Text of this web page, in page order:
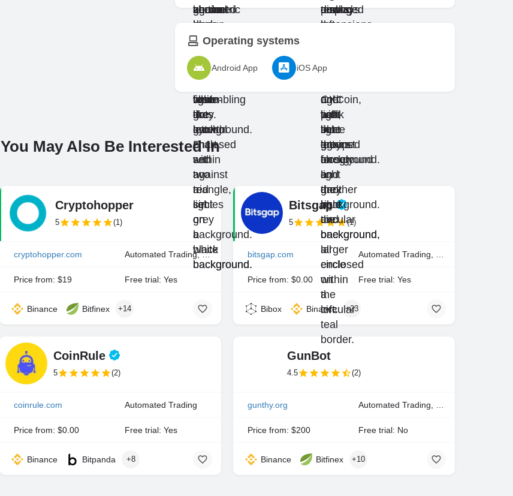
Operating systems
Android App iOS App
You May Also Be Interested In
Cryptohopper
5 (1)
cryptohopper.com Automated Trading, Copy Trading, Manual Trading
Price from: $19 Free trial: Yes
Binance Bitfinex +14
Bitsgap
5 (1)
bitsgap.com
Price from: $0.00 Free trial: Yes
Bibox Binance +23
CoinRule
5 (2)
coinrule.com Automated Trading
Price from: $0.00 Free trial: Yes
Binance Bitpanda +8
GunBot
4.5 (2)
gunthy.org
Price from: $200 Free trial: No
Binance Bitfinex +10